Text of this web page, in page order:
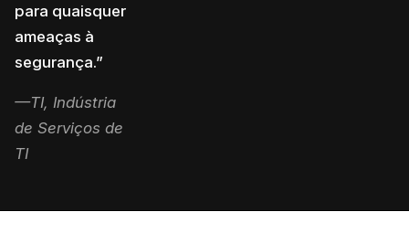
para quaisquer
ameaças à
segurança.”
—TI, Indústria
de Serviços de
TI